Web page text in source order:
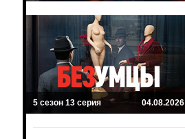
5 сезон 13 серия 04.08.2026